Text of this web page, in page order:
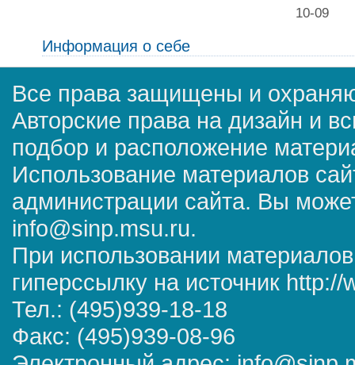
10-09
Информация о себе
Все права защищены и
Авторские права на дизайн и
подбор и расположение
Использование материалов
администрации сайта. Вы
info@sinp.msu.ru.
При использовании
гиперссылку на источник
Тел.: (495)939-18-18
Факс: (495)939-08-96